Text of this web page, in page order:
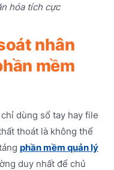
hóa tích cực
nhân
mềm
dùng sổ tay hay file
thoát là không thể
phần mềm quản lý
duy nhất để chủ